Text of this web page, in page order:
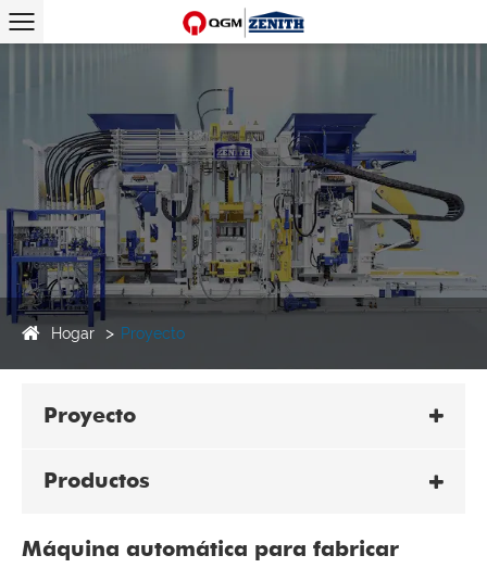
Hogar Proyecto
Proyecto
Productos
Máquina automática para fabricar